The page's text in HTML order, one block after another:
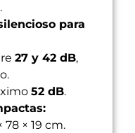
para
27 y 42 dB,
52 dB.
78 × 19 cm.